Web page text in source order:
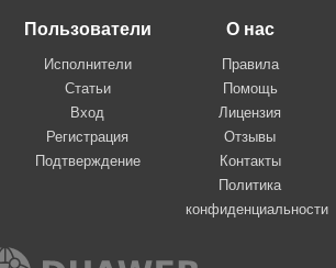
Пользователи
Исполнители
Статьи
Вход
Регистрация
Подтверждение
О нас
Правила
Помощь
Лицензия
Отзывы
Контакты
Политика
конфиденциальности